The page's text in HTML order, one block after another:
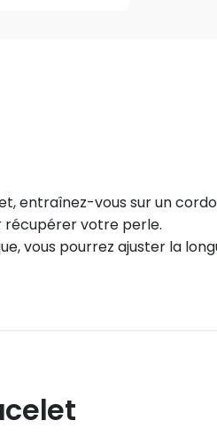
entraînez-vous sur un
récupérer votre perle.
vous pourrez ajuster la